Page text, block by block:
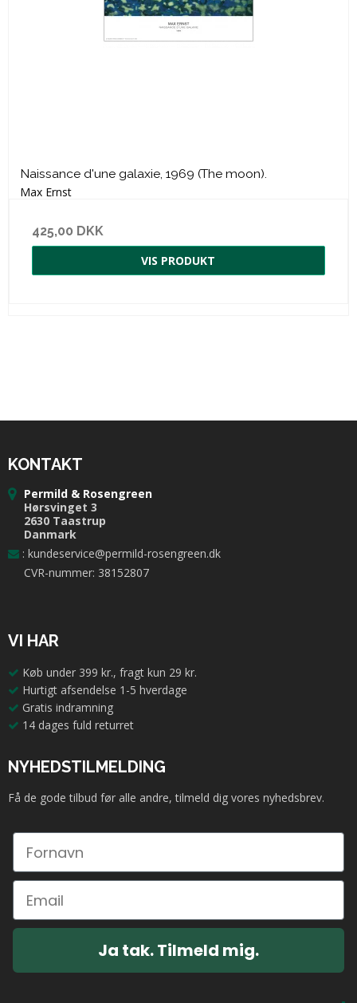
Naissance d'une galaxie, 1969 (The moon).
Max Ernst
425,00 DKK
VIS PRODUKT
KONTAKT
Permild & Rosengreen
Hørsvinget 3
2630 Taastrup
Danmark
: kundeservice@permild-rosengreen.dk
CVR-nummer: 38152807
VI HAR
Køb under 399 kr., fragt kun 29 kr.
Hurtigt afsendelse 1-5 hverdage
Gratis indramning
14 dages fuld returret
NYHEDSTILMELDING
Få de gode tilbud før alle andre, tilmeld dig vores nyhedsbrev.
Ja tak. Tilmeld mig.